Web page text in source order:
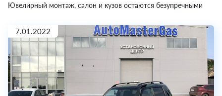
Ювелирный монтаж, салон и кузов остаются безупречными
7.01.2022